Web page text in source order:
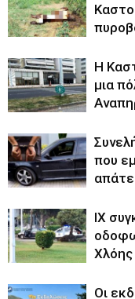
Η
μια
που
ΙΧ
Χλόης
Οι